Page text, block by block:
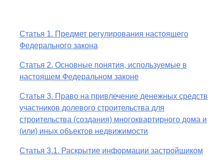
Статья 1. Предмет регулирования настоящего
Федерального закона
Статья 2. Основные понятия, используемые в
настоящем Федеральном законе
Статья 3. Право на привлечение денежных средств
участников долевого строительства для
строительства (создания) многоквартирного дома и
(или) иных объектов недвижимости
Статья 3.1. Раскрытие информации застройщиком